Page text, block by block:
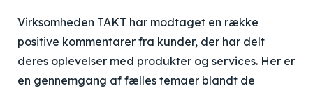
Virksomheden TAKT har modtaget en række
positive kommentarer fra kunder, der har delt
deres oplevelser med produkter og services. Her er
en gennemgang af fælles temaer blandt de